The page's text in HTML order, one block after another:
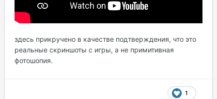
здесь прикручено в качестве подтверждения, что это
реальные скриншоты с игры, а не примитивная
фотошопия.
1